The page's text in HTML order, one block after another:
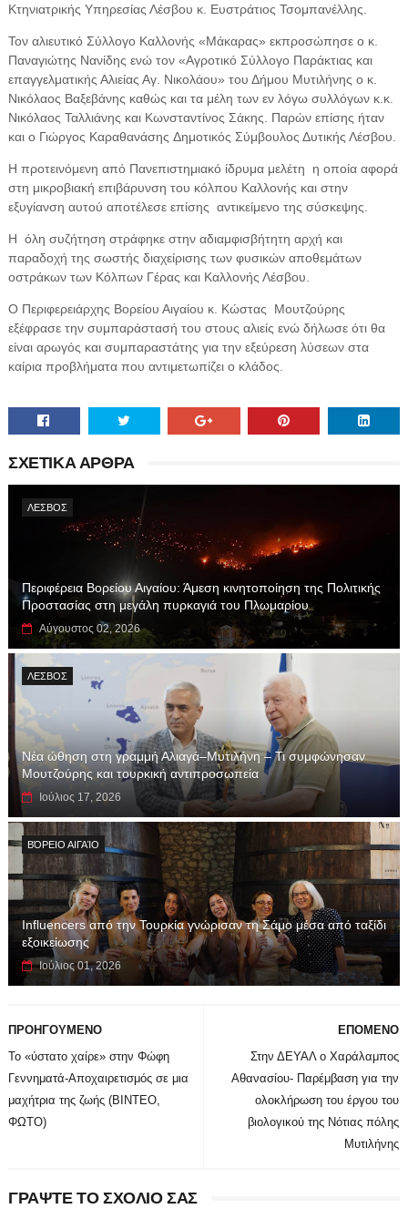
Κτηνιατρικής Υπηρεσίας Λέσβου κ. Ευστράτιος Τσομπανέλλης.
Τον αλιευτικό Σύλλογο Καλλονής «Μάκαρας» εκπροσώπησε ο κ.
Παναγιώτης Νανίδης ενώ τον «Αγροτικό Σύλλογο Παράκτιας και
επαγγελματικής Αλιείας Αγ. Νικολάου» του Δήμου Μυτιλήνης ο κ.
Νικόλαος Βαξεβάνης καθώς και τα μέλη των εν λόγω συλλόγων κ.κ.
Νικόλαος Ταλλιάνης και Κωνσταντίνος Σάκης. Παρών επίσης ήταν
και ο Γιώργος Καραθανάσης Δημοτικός Σύμβουλος Δυτικής Λέσβου.
Η προτεινόμενη από Πανεπιστημιακό ίδρυμα μελέτη η οποία αφορά
στη μικροβιακή επιβάρυνση του κόλπου Καλλονής και στην
εξυγίανση αυτού αποτέλεσε επίσης αντικείμενο της σύσκεψης.
Η όλη συζήτηση στράφηκε στην αδιαμφισβήτητη αρχή και
παραδοχή της σωστής διαχείρισης των φυσικών αποθεμάτων
οστράκων των Κόλπων Γέρας και Καλλονής Λέσβου.
Ο Περιφερειάρχης Βορείου Αιγαίου κ. Κώστας Μουτζούρης
εξέφρασε την συμπαράστασή του στους αλιείς ενώ δήλωσε ότι θα
είναι αρωγός και συμπαραστάτης για την εξεύρεση λύσεων στα
καίρια προβλήματα που αντιμετωπίζει ο κλάδος.
ΣΧΕΤΙΚΑ ΑΡΘΡΑ
ΛΕΣΒΟΣ
Περιφέρεια Βορείου Αιγαίου: Άμεση κινητοποίηση της Πολιτικής
Προστασίας στη μεγάλη πυρκαγιά του Πλωμαρίου
Αύγουστος 02, 2026
ΛΕΣΒΟΣ
Νέα ώθηση στη γραμμή Αλιαγά–Μυτιλήνη – Τι συμφώνησαν
Μουτζούρης και τουρκική αντιπροσωπεία
Ιούλιος 17, 2026
ΒΌΡΕΙΟ ΑΙΓΑΊΟ
Influencers από την Τουρκία γνώρισαν τη Σάμο μέσα από ταξίδι
εξοικείωσης
Ιούλιος 01, 2026
ΕΠΟΜΕΝΟ
Στην ΔΕΥΑΛ ο Χαράλαμπος
Αθανασίου- Παρέμβαση για την
ολοκλήρωση του έργου του
βιολογικού της Νότιας πόλης
Μυτιλήνης
ΠΡΟΗΓΟΥΜΕΝΟ
Το «ύστατο χαίρε» στην Φώφη
Γεννηματά-Αποχαιρετισμός σε μια
μαχήτρια της ζωής (BINTEO,
ΦΩΤΟ)
ΓΡΑΨΤΕ ΤΟ ΣΧΟΛΙΟ ΣΑΣ